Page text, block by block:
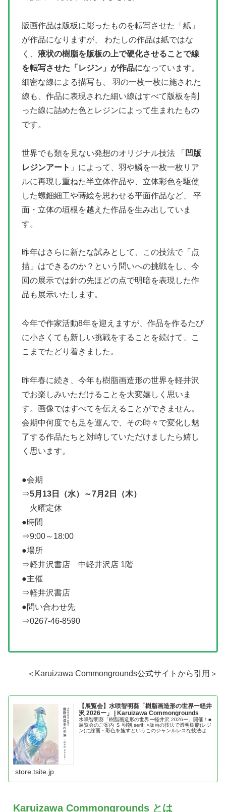
版画作品は版板に彫ったものを転写させた「紙」
が作品になりますが、 わたしの作品は紙ではな
く、 液状の樹脂を版板の上で硬化させることで線
を転写させた「レジン」が作品になっています。
細密な線による描写も、 羽の一枚一枚に施された
線も、作品に表現された細い線はすべて版板を削
った線に詰めた色とレジンによって生まれたもの
です。
世界でも類を見ない発想のオリジナル技法 「 凹版
レジンアート 」によって、羽や鱗を一枚一枚リア
ルに再現し重ねた半立体作品や、立体彩色を駆使
した螺鈿細工や蒔絵を思わせる平面作品など、 平
面・立体の垣根を越えた作品を生み出していま
す。
昨年はさらに新たな試みとして、この技法で「点
描」はできるのか？という問いへの挑戦をし、今
回の展示では針の先ほどの点で明暗を表現した作
品も展示いたします。
今年で作家活動8年を迎えますが、作品を作るたび
に小さくても新しい挑戦をすることを続けて、こ
こまでたどり着きました。
昨年春に続き、今年も樹脂画造形の世界を軽井沢
でお楽しみいただけることを大変嬉しく思いま
す。画像ではすべてを伝えることができません。
会期中何度でも足を運んで、その時々で変化し魅
了する作品たちと対峙していただけましたら嬉し
く思います。
●会期
⇒5月13日（水）～7月2日（木）
火曜定休
●時間
⇒9:00～18:00
●場所
⇒軽井沢書店 中軽井沢店 1階
●主催
⇒軽井沢書店
●問い合わせ先
⇒0267-46-8590
＜Karuizawa Commongrounds公式サイトから引用＞
【展覧会】水咲智明葵「樹脂画造形の世界ー軽井
沢 2026ー」 | Karuizawa Commongrounds
水咲智明葵「樹脂画造形の世界ー軽井沢 2026ー」開催！■
展覧会のご案内 Ｓ 明朝,serif; >版画の技法で透明樹脂(レジ
ン)に線画・彩色を施すというこのジャンルレスな技法は、
store.tsite.jp
Karuizawa Commongrounds とは